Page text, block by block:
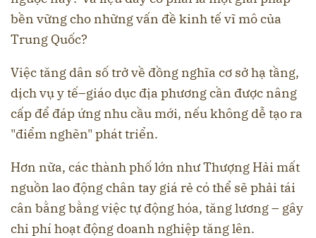
bền vững cho những vấn đề kinh tế vĩ mô của
Trung Quốc?
Việc tăng dân số trở về đồng nghĩa cơ sở hạ tầng,
dịch vụ y tế–giáo dục địa phương cần được nâng
cấp để đáp ứng nhu cầu mới, nếu không dễ tạo ra
"điểm nghẽn" phát triển.
Hơn nữa, các thành phố lớn như Thượng Hải mất
nguồn lao động chân tay giá rẻ có thể sẽ phải tái
cân bằng bằng việc tự động hóa, tăng lương – gây
chi phí hoạt động doanh nghiệp tăng lên.